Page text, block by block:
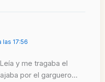
las 17:56
y me tragaba el
por el garguero…